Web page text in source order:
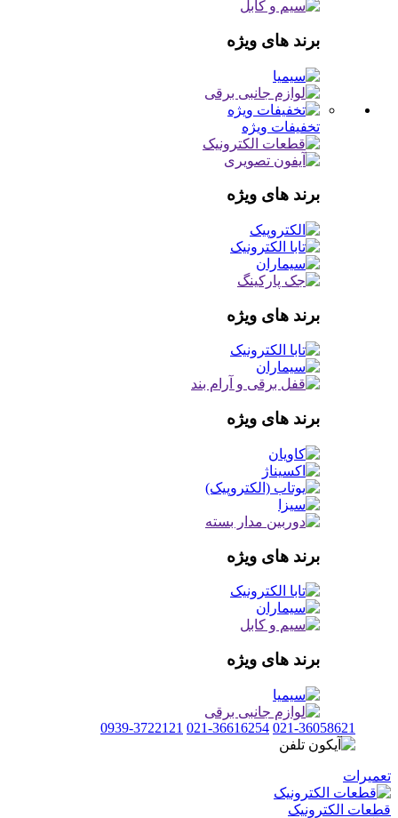
برند های ویژه
تخفیفات ویژه
برند های ویژه
برند های ویژه
برند های ویژه
برند های ویژه
برند های ویژه
021-36058621
021-36616254
0939-3722121
تعمیرات
قطعات الکترونیک